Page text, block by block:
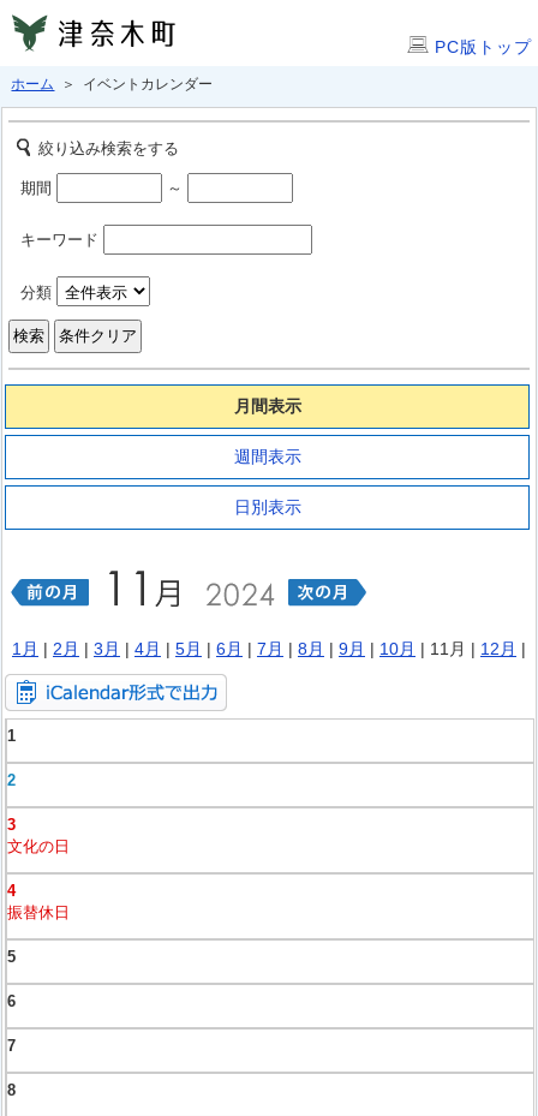
PC版トップ
ホーム ＞ イベントカレンダー
絞り込み検索をする
期間 ～
キーワード
分類
月間表示
週間表示
日別表示
1月 | 2月 | 3月 | 4月 | 5月 | 6月 | 7月 | 8月 | 9月 | 10月 | 11月 | 12月 |
1
2
3
文化の日
4
振替休日
5
6
7
8